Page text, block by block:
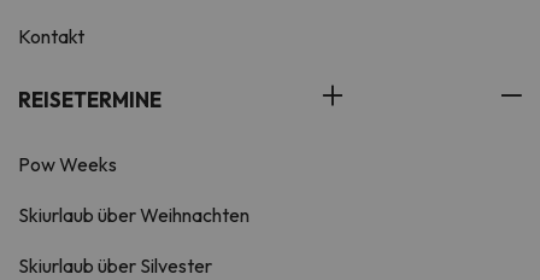
Kontakt
REISETERMINE
Pow Weeks
Skiurlaub über Weihnachten
Skiurlaub über Silvester